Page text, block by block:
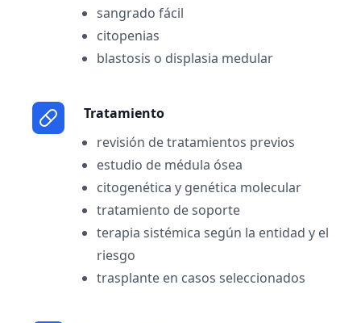
sangrado fácil
citopenias
blastosis o displasia medular
Tratamiento
revisión de tratamientos previos
estudio de médula ósea
citogenética y genética molecular
tratamiento de soporte
terapia sistémica según la entidad y el
riesgo
trasplante en casos seleccionados